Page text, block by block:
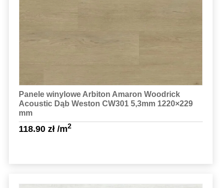
Sprawdź szczegóły
Panele winylowe Arbiton Amaron Woodrick
Acoustic Dąb Weston CW301 5,3mm 1220×229
mm
118.90 zł/m2